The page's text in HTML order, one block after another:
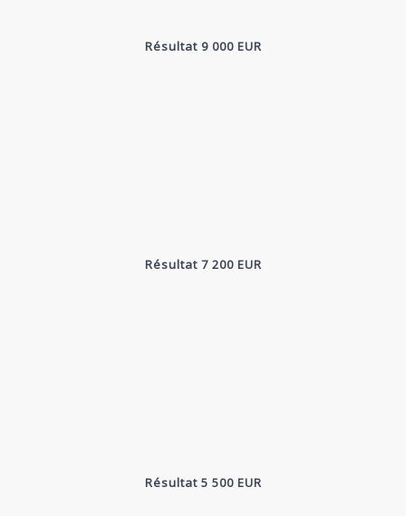
Résultat 9 000 EUR
Résultat 7 200 EUR
Résultat 5 500 EUR